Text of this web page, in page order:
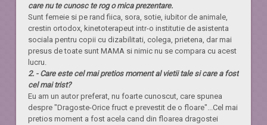
care nu te cunosc te rog o mica prezentare.
Sunt femeie si pe rand fiica, sora, sotie, iubitor de animale,
crestin ortodox, kinetoterapeut intr-o institutie de asistenta
sociala pentru copii cu dizabilitati, colega, prietena, dar mai
presus de toate sunt MAMA si nimic nu se compara cu acest
lucru.
2. - Care este cel mai pretios moment al vietii tale si care a fost
cel mai trist?
Eu am un autor preferat, nu foarte cunoscut, care spunea
despre "Dragoste-Orice fruct e prevestit de o floare"...Cel mai
pretios moment a fost acela cand din floarea dragostei